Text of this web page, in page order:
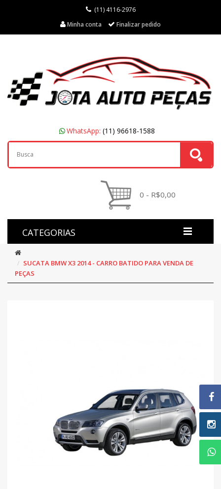
(11) 4116-2976
Minha conta
Finalizar pedido
WhatsApp: (11) 96618-1588
0 - R$0,00
CATEGORIAS
SUCATA BMW X3 2014 - CARRO BATIDO PARA VENDA DE
PEÇAS